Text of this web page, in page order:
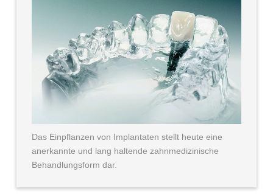
Das Einpflanzen von Implantaten stellt heute eine
anerkannte und lang haltende zahnmedizinische
Behandlungsform dar.